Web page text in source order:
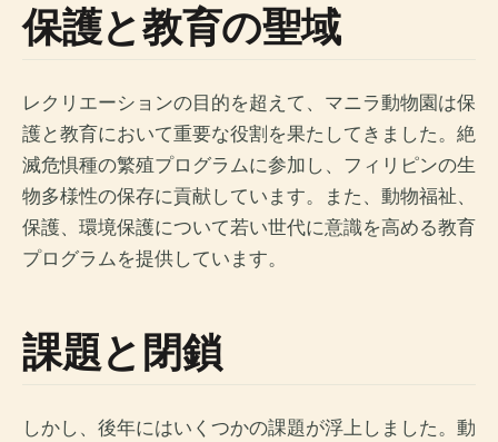
保護と教育の聖域
レクリエーションの目的を超えて、マニラ動物園は保
護と教育において重要な役割を果たしてきました。絶
滅危惧種の繁殖プログラムに参加し、フィリピンの生
物多様性の保存に貢献しています。また、動物福祉、
保護、環境保護について若い世代に意識を高める教育
プログラムを提供しています。
課題と閉鎖
しかし、後年にはいくつかの課題が浮上しました。動